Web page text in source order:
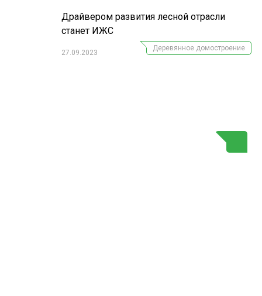
Драйвером развития лесной отрасли
станет ИЖС
27.09.2023
Деревянное домостроение